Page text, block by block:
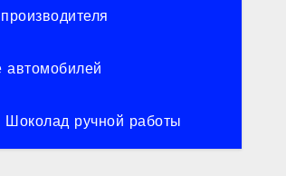
автомобилей
Шоколад ручной работы